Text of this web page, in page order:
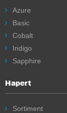
Azure
Basic
Cobalt
Indigo
Sapphire
Hapert
Sortiment